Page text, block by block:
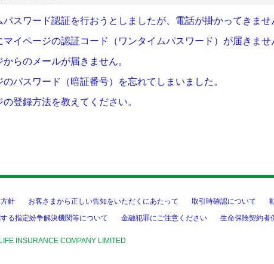
パスワード認証を行おうとしましたが、電話が掛かってきませ
マイページの認証コード（ワンタイムパスワード）が届きませ
からのメールが届きません。
のパスワード（暗証番号）を忘れてしまいました。
の登録方法を教えてください。
針 お客さまから正しい告知をいただくにあたって 取引時確認について
る指定紛争解決機関等について
金融犯罪にご注意ください 生命保険契約者
INSURANCE COMPANY LIMITED